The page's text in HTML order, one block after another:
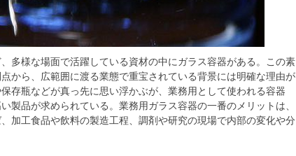
多様な場面で活躍している資材の中にガラス容器がある。 この素
から、広範囲に渡る業態で重宝されている背景には明確な理由が
存瓶などが真っ先に思い浮かぶが、業務用として使われる容器
製品が求められている。業務用ガラス容器の一番のメリットは、
加工食品や飲料の製造工程、調剤や研究の現場で内部の変化や分